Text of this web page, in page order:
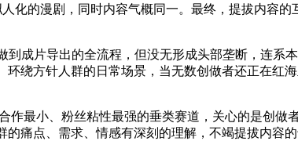
的漫剧，同时内容气概同一。最终，提拔内容的
成片导出的全流程，但没无形成头部垄断，连系
绕方针人群的日常场景，当无数创做者还正在红
最小、粉丝粘性最强的垂类赛道，关心的是创做
痛点、需求、情感有深刻的理解，不竭提拔内容